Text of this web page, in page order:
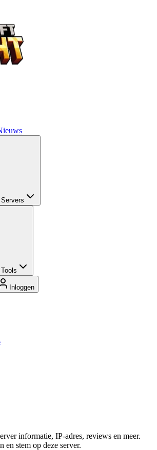
Servers
Tools
Inloggen
informatie, IP-adres, reviews en meer.
en stem op deze server.